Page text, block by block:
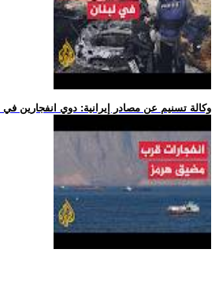
.. وكالة تسنيم عن مصادر إيرانية: دوي انفجارين